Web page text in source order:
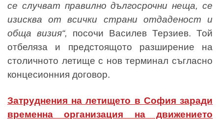
се случват правилно дългосрочни неща, се
изисква от всички страни отдаденост и
обща визия“, посочи Василев Терзиев. Той
отбеляза и предстоящото разширение на
столичното летище с нов терминал съгласно
концесионния договор.
Затруднения на летището в София заради
временна организация на движението